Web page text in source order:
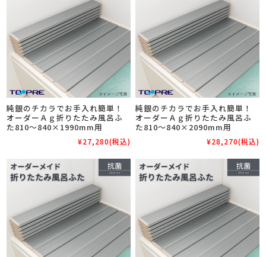
純銀のチカラでお手入れ簡単！
オーダーＡｇ折りたたみ風呂ふ
た810～840×1990mm用
¥27,280(税込)
純銀のチカラでお手入れ簡単！
オーダーＡｇ折りたたみ風呂ふ
た810～840×2090mm用
¥28,270(税込)